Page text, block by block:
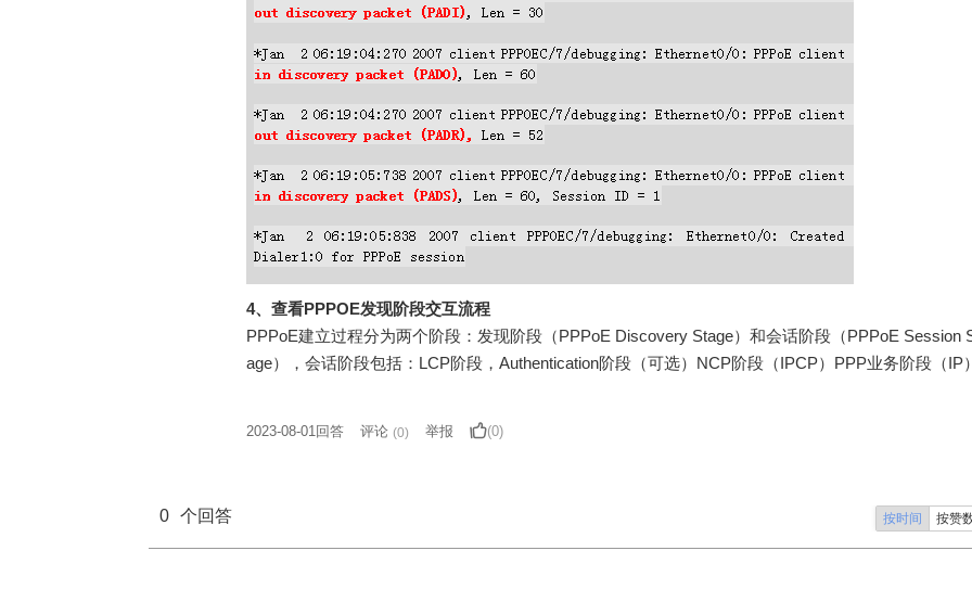
4、查看PPPOE发现阶段交互流程
PPPoE建立过程分为两个阶段：发现阶段（PPPoE Discovery Stage）和会话阶段（PPPoE Session
age），会话阶段包括：LCP阶段，Authentication阶段（可选）NCP阶段（IPCP）PPP业务阶段（IP
2023-08-01回答 评论 (0) 举报 (0)
0 个回答 按时间 按赞